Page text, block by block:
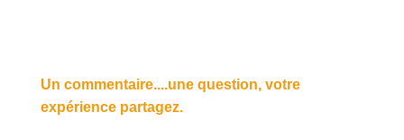
Un commentaire....une question, votre
expérience partagez.